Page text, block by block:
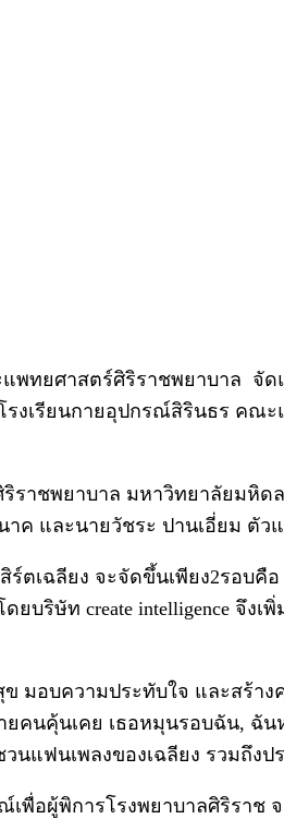
พทยศาสตร์ศิริราชพยาบาล จัด
งเรียนกายอุปกรณ์สิรินธร ค
าชพยาบาล มหาวิทยาลัยมหิด
และนายวัชระ ปานเอี่ยม ตัวแ
ร์ตเฉลียง จะจัดขึ้นเพียง2รอ
บริษัท create intelligence จึ
ข มอบความประทับใจ และส
คนคุ้นเคย เธอหมุนรอบฉัน, ฉั
นแฟนเพลงของเฉลียง รวมถึ
พื่อผู้พิการโรงพยาบาลศิริรา